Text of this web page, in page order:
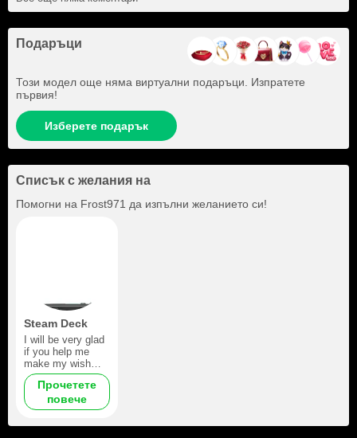
Подаръци
Този модел още няма виртуални подаръци. Изпратете
първия!
Изберете подарък
Списък с желания на
Помогни на Frost971 да изпълни желанието си!
Steam Deck
I will be very glad
if you help me
make my wish
come true)
Прочетете
повече